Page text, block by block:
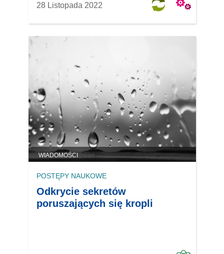
28 Listopada 2022
WIADOMOŚCI
POSTĘPY NAUKOWE
Odkrycie sekretów
poruszających się kropli